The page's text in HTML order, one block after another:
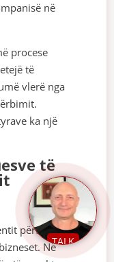
në
procese
të
vlerë nga
ka një
të
përfaqësojnë
NëTALK